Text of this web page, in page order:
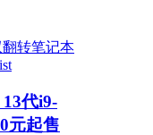
代i9-
元起售